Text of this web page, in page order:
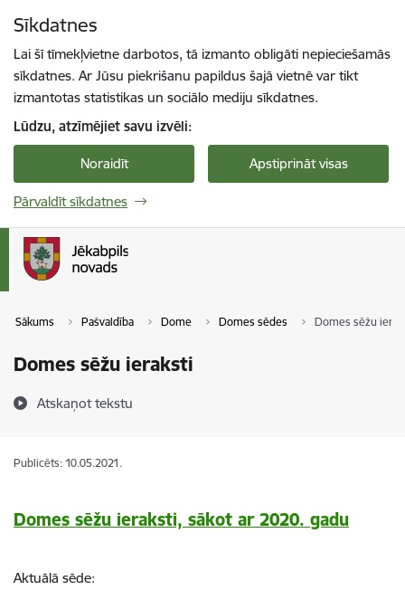
Sīkdatnes
Lai šī tīmekļvietne darbotos, tā izmanto obligāti nepieciešamās
sīkdatnes. Ar Jūsu piekrišanu papildus šajā vietnē var tikt
izmantotas statistikas un sociālo mediju sīkdatnes.
Lūdzu, atzīmējiet savu izvēli:
Noraidīt Apstiprināt visas
Pārvaldīt sīkdatnes
Sākums Pašvaldība Dome Domes sēdes Domes sēžu
Domes sēžu ieraksti
Atskaņot tekstu
Publicēts: 10.05.2021.
Domes sēžu ieraksti, sākot ar 2020. gadu
Aktuālā sēde: